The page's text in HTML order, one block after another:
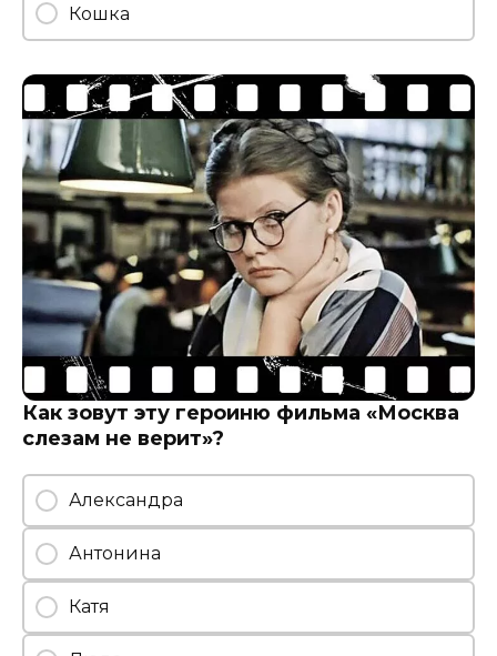
Кошка
Как зовут эту героиню фильма «Москва
слезам не верит»?
Александра
Антонина
Катя